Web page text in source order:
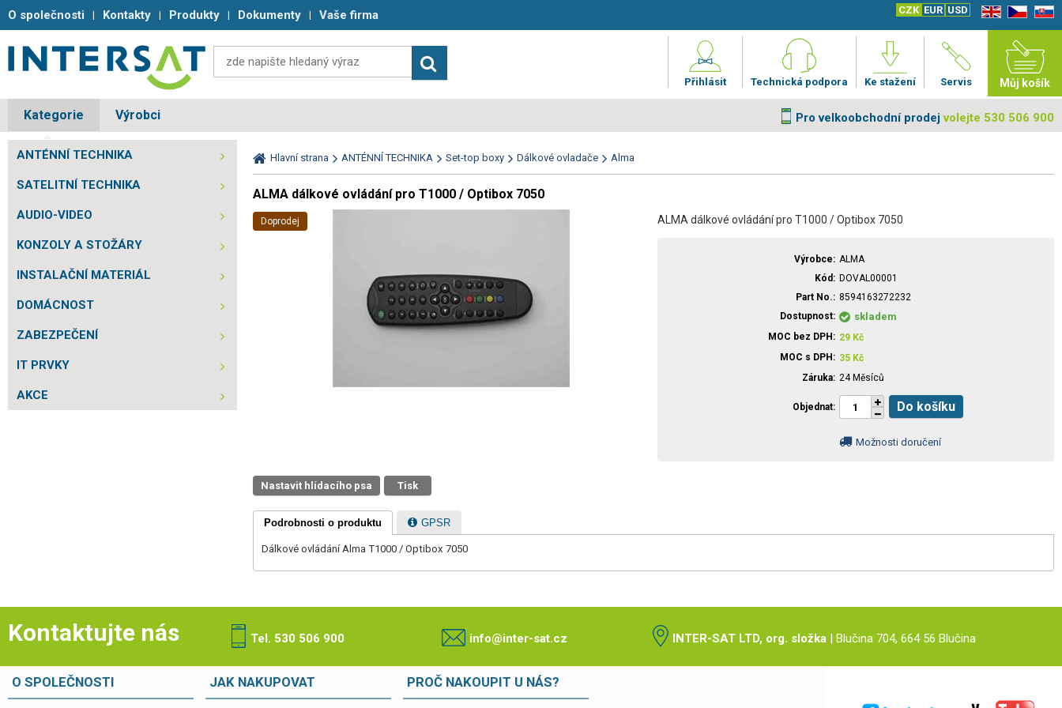
O společnosti Kontakty Produkty Dokumenty Vaše firma EN CZ SK
CZK EUR USD
Můj košík
Servis
Ke stažení
Technická podpora
Přihlásit
Kategorie Výrobci Pro velkoobchodní prodejvolejte 530 506 900
ANTÉNNÍ TECHNIKA
SATELITNÍ TECHNIKA
AUDIO-VIDEO
KONZOLY A STOŽÁRY
INSTALAČNÍ MATERIÁL
DOMÁCNOST
ZABEZPEČENÍ
IT PRVKY
AKCE
Hlavní strana ANTÉNNÍ TECHNIKA Set-top boxy Dálkové ovladače Alma
ALMA dálkové ovládání pro T1000 / Optibox 7050
Doprodej ALMA dálkové ovládání pro T1000 / Optibox 7050
Výrobce
ALMA
Kód
DOVAL00001
Part No.
8594163272232
Dostupnost
skladem
MOC bez DPH 29 Kč
MOC s DPH
35 Kč
Záruka 24 Měsíců
Objednat Do košíku
Možnosti doručení
Nastavit hlídacího psa Tisk
Podrobnosti o produktu GPSR
Dálkové ovládání Alma T1000 / Optibox 7050
Kontaktujte nás Tel. 530 506 900 info@inter-sat.cz INTER-SAT LTD, org. složka | Blučina 704, 664 56 Blučina
O SPOLEČNOSTI JAK NAKUPOVAT PROČ NAKOUPIT U NÁS?